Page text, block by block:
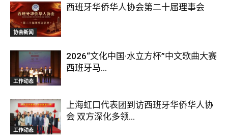
协会新闻
西班牙华侨华人协会第二十届理事会
工作动态
2026“文化中国·水立方杯”中文歌曲大赛
西班牙马...
工作动态
上海虹口代表团到访西班牙华侨华人协
会 双方深化多领...